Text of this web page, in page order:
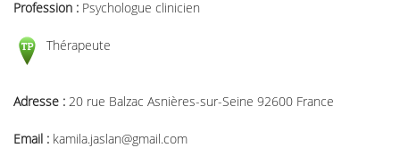
Profession : Psychologue clinicien
Thérapeute
Adresse : 20 rue Balzac Asnières-sur-Seine 92600 France
Email : kamila.jaslan@gmail.com